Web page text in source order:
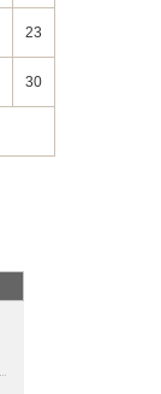
23
30